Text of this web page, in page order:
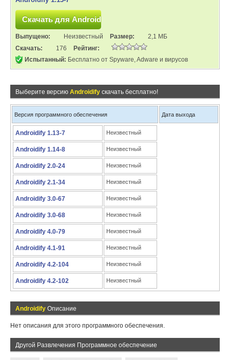
Выпущено: Неизвестный Размер:
2,1 МБ
Скачать:
176
Рейтинг:
Испытанный: Бесплатно от Spyware, Adware и вирусов
Выберите версию Androidify скачать бесплатно!
Версия программного обеспечения Дата выхода
Androidify 1.13-7 Неизвестный
Androidify 1.14-8 Неизвестный
Androidify 2.0-24 Неизвестный
Androidify 2.1-34 Неизвестный
Androidify 3.0-67 Неизвестный
Androidify 3.0-68 Неизвестный
Androidify 4.0-79 Неизвестный
Androidify 4.1-91 Неизвестный
Androidify 4.2-104 Неизвестный
Androidify 4.2-102 Неизвестный
Androidify Описание
Нет описания для этого программного обеспечения.
Другой Развлечения Программное обеспечение